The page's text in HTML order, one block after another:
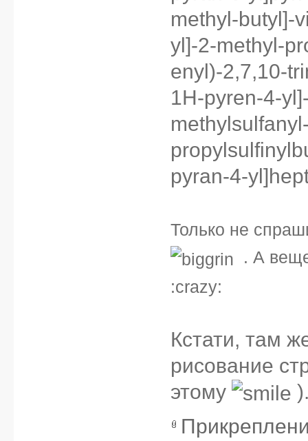
methyl-butyl]-
yl]-2-methyl-
enyl)-2,7,10-
1H-pyren-4-
pyran-4-
Только не
. А
:crazy:
Кстати, там
рисование
этому